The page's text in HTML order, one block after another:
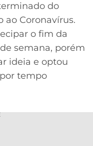
do
ao Coronavírus.
o fim da
semana, porém
ideia e optou
tempo